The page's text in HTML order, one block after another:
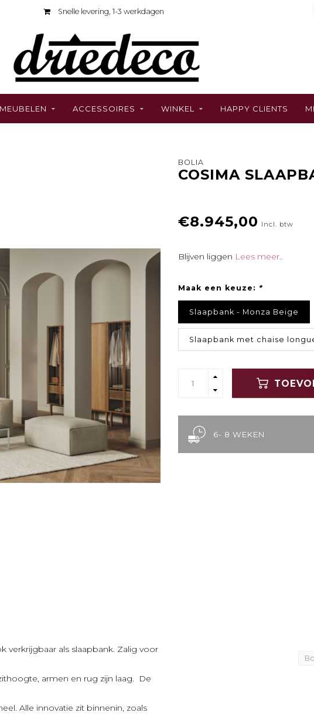
Snelle levering, 1-3 werkdagen
MEUBELEN ACCESSOIRES WINKEL HAPPY CLIENTS
BOLIA
COSIMA
€8.945,00 Incl. btw
Blijven liggen Lees meer..
Maak een keuze: *
Slaapbank - Monza Beige
Slaapbank met chaise
6- 8 WEKEN
verkrijgbaar als slaapbank. Zalig voor
armen en rug zijn laag. De
Alle innovatie zit binnenin, zoals